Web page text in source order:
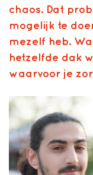
chaos. Dat
mogelijk te
mezelf heb.
hetzelfde dak
waarvoor je